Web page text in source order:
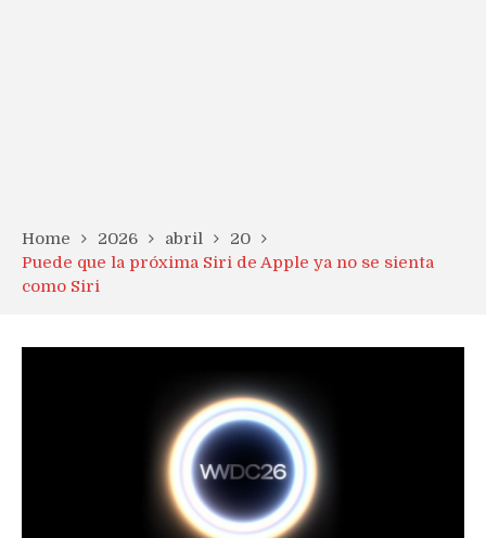
Home 2026 abril
20
Puede que la próxima Siri de Apple ya no se sienta
como Siri